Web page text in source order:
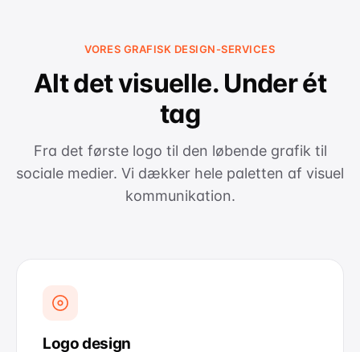
VORES GRAFISK DESIGN-SERVICES
Alt det visuelle. Under ét
tag
Fra det første logo til den løbende grafik til
sociale medier. Vi dækker hele paletten af visuel
kommunikation.
Logo design